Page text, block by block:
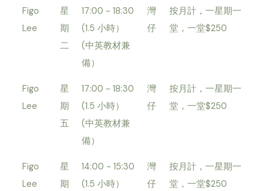
Figo
Lee
星
期
二
17:00 - 18:30
(1.5 小時）
(中英教材兼
備）
灣
仔
按月計，一星期一
堂，一堂$250
Figo
Lee
星
期
五
17:00 - 18:30
(1.5 小時）
(中英教材兼
備）
灣
仔
按月計，一星期一
堂，一堂$250
Figo
Lee
星
期
14:00 - 15:30
(1.5 小時）
灣
仔
按月計，一星期一
堂，一堂$250